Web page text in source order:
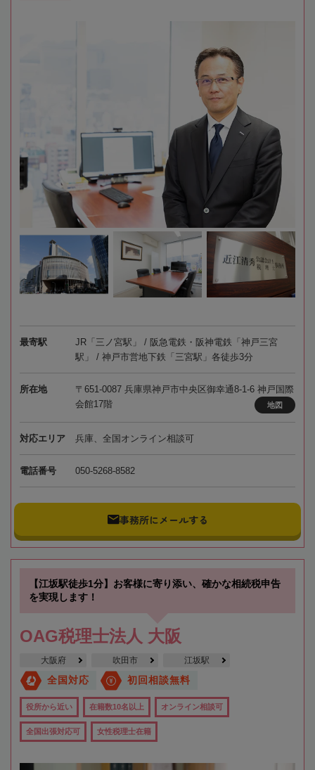
最寄駅
JR「三ノ宮駅」 / 阪急電鉄・阪神電鉄「神戸三宮
駅」 / 神戸市営地下鉄「三宮駅」各徒歩3分
所在地
〒651-0087 兵庫県神戸市中央区御幸通8-1-6 神戸国際
会館17階
地図
対応エリア 兵庫、全国オンライン相談可
電話番号 050-5268-8582
事務所にメールする
【江坂駅徒歩1分】お客様に寄り添い、確かな相続税申告
を実現します！
OAG税理士法人 大阪
大阪府 吹田市 江坂駅
全国対応 初回相談無料
役所から近い 在籍数10名以上 オンライン相談可
全国出張対応可 女性税理士在籍